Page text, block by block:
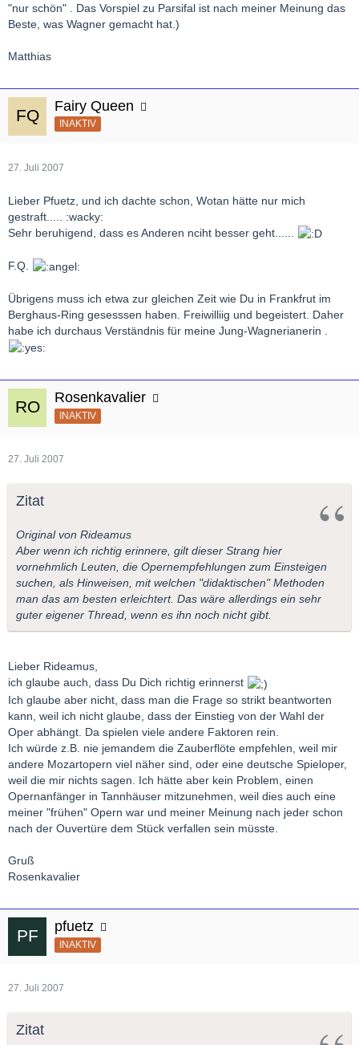
"nur schön" . Das Vorspiel zu Parsifal ist nach meiner Meinung das
Beste, was Wagner gemacht hat.)
Matthias
Fairy Queen
INAKTIV
27. Juli 2007
Lieber Pfuetz, und ich dachte schon, Wotan hätte nur mich
gestraft..... :wacky:
Sehr beruhigend, dass es Anderen nciht besser geht......
F.Q.
Übrigens muss ich etwa zur gleichen Zeit wie Du in Frankfrut im
Berghaus-Ring gesesssen haben. Freiwilliig und begeistert. Daher
habe ich durchaus Verständnis für meine Jung-Wagnerianerin .
Rosenkavalier
INAKTIV
27. Juli 2007
Zitat
Original von Rideamus
Aber wenn ich richtig erinnere, gilt dieser Strang hier
vornehmlich Leuten, die Opernempfehlungen zum Einsteigen
suchen, als Hinweisen, mit welchen "didaktischen" Methoden
man das am besten erleichtert. Das wäre allerdings ein sehr
guter eigener Thread, wenn es ihn noch nicht gibt.
Lieber Rideamus,
ich glaube auch, dass Du Dich richtig erinnerst
Ich glaube aber nicht, dass man die Frage so strikt beantworten
kann, weil ich nicht glaube, dass der Einstieg von der Wahl der
Oper abhängt. Da spielen viele andere Faktoren rein.
Ich würde z.B. nie jemandem die Zauberflöte empfehlen, weil mir
andere Mozartopern viel näher sind, oder eine deutsche Spieloper,
weil die mir nichts sagen. Ich hätte aber kein Problem, einen
Opernanfänger in Tannhäuser mitzunehmen, weil dies auch eine
meiner "frühen" Opern war und meiner Meinung nach jeder schon
nach der Ouvertüre dem Stück verfallen sein müsste.
Gruß
Rosenkavalier
pfuetz
INAKTIV
27. Juli 2007
Zitat